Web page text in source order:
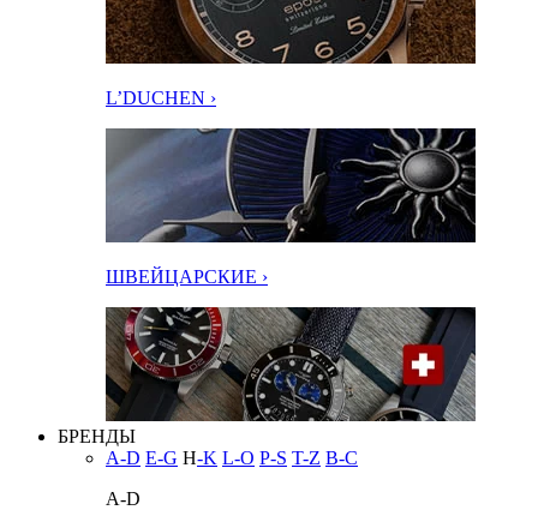
L’DUCHEN ›
ШВЕЙЦАРСКИЕ ›
БРЕНДЫ
A-D E-G H-K L-O P-S T-Z В-С
A-D